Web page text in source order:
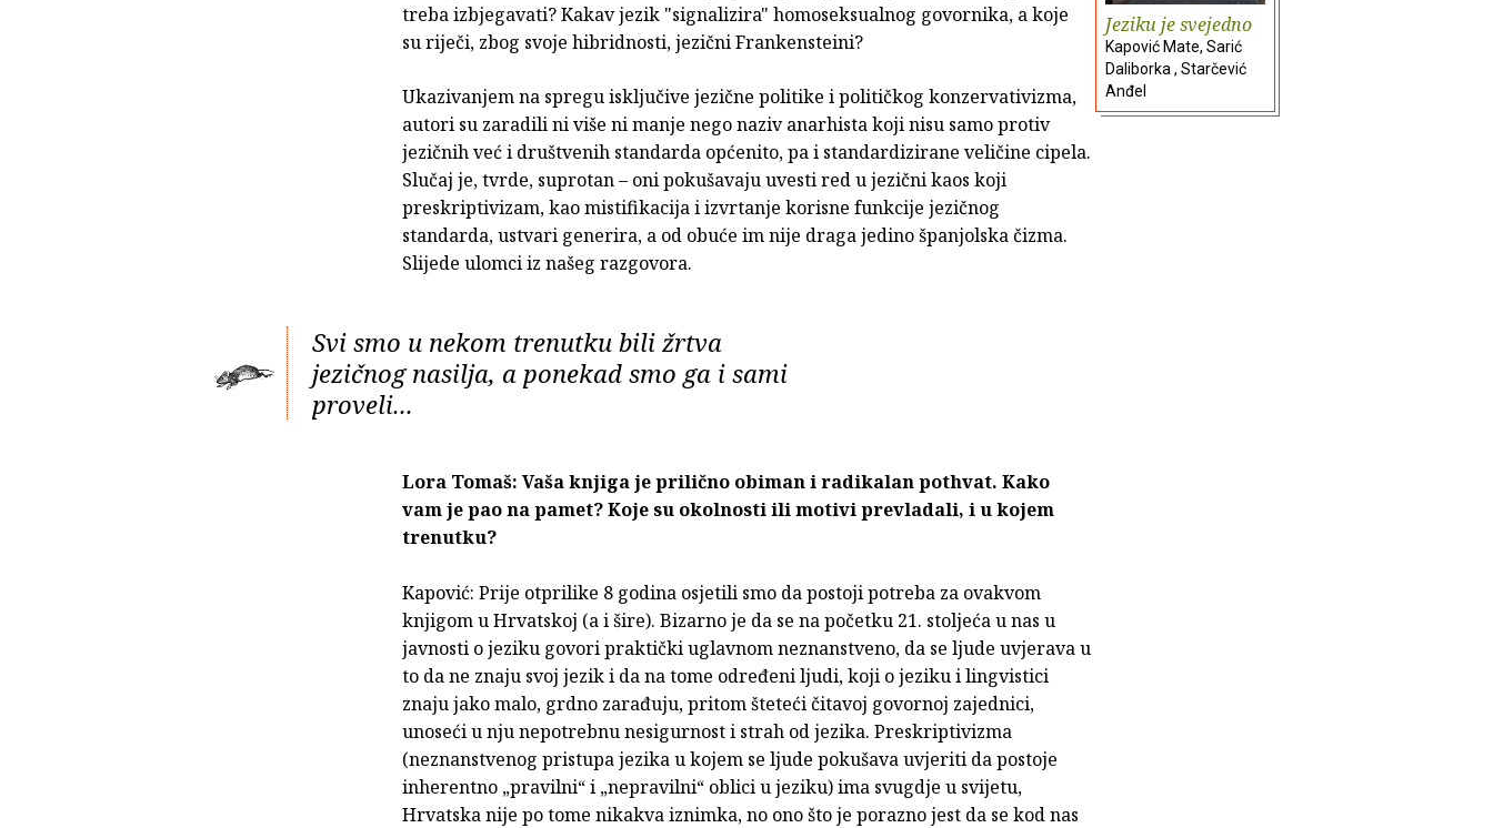
Jeziku je svejedno
Kapović Mate, Sarić
Daliborka , Starčević
Anđel
treba izbjegavati? Kakav jezik "signalizira" homoseksualnog govornika, a koje
su riječi, zbog svoje hibridnosti, jezični Frankensteini?
Ukazivanjem na spregu isključive jezične politike i političkog konzervativizma,
autori su zaradili ni više ni manje nego naziv anarhista koji nisu samo protiv
jezičnih već i društvenih standarda općenito, pa i standardizirane veličine cipela.
Slučaj je, tvrde, suprotan – oni pokušavaju uvesti red u jezični kaos koji
preskriptivizam, kao mistifikacija i izvrtanje korisne funkcije jezičnog
standarda, ustvari generira, a od obuće im nije draga jedino španjolska čizma.
Slijede ulomci iz našeg razgovora.
Svi smo u nekom trenutku bili žrtva
jezičnog nasilja, a ponekad smo ga i sami
proveli...
Lora Tomaš: Vaša knjiga je prilično obiman i radikalan pothvat. Kako
vam je pao na pamet? Koje su okolnosti ili motivi prevladali, i u kojem
trenutku?
Kapović: Prije otprilike 8 godina osjetili smo da postoji potreba za ovakvom
knjigom u Hrvatskoj (a i šire). Bizarno je da se na početku 21. stoljeća u nas u
javnosti o jeziku govori praktički uglavnom neznanstveno, da se ljude uvjerava u
to da ne znaju svoj jezik i da na tome određeni ljudi, koji o jeziku i lingvistici
znaju jako malo, grdno zarađuju, pritom šteteći čitavoj govornoj zajednici,
unoseći u nju nepotrebnu nesigurnost i strah od jezika. Preskriptivizma
(neznanstvenog pristupa jezika u kojem se ljude pokušava uvjeriti da postoje
inherentno „pravilni“ i „nepravilni“ oblici u jeziku) ima svugdje u svijetu,
Hrvatska nije po tome nikakva iznimka, no ono što je porazno jest da se kod nas